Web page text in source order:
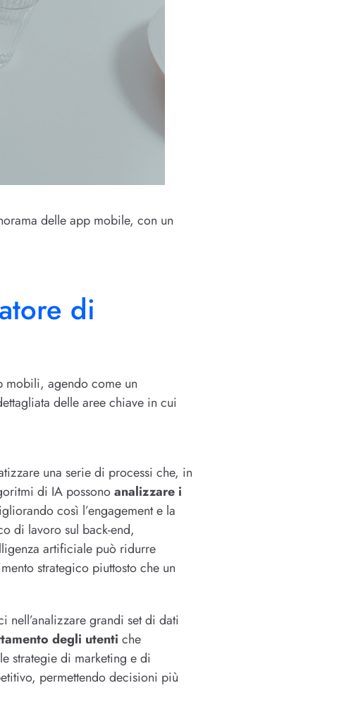
delle app mobile, con un
di
mobili, agendo come un
delle aree chiave in cui
una serie di processi che, in
di IA possonoanalizzare i
così l’engagement e la
di lavoro sul back-end,
artificiale può ridurre
strategico piuttosto che un
nell’analizzare grandi set di dati
degli utenti che
strategie di marketing e di
permettendo decisioni più